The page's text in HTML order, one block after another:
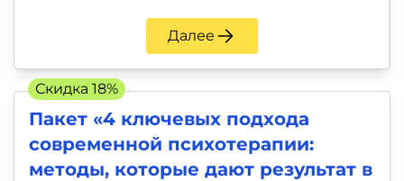
Далее
Пакет «4 ключевых подхода
современной психотерапии:
методы, которые дают результат в
Скидка 18%